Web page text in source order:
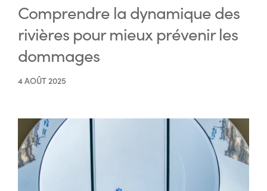
Comprendre la dynamique des
rivières pour mieux prévenir les
dommages
4 AOÛT 2025